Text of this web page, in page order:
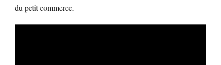
du petit commerce.